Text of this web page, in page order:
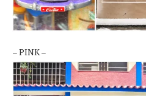
– PINK –